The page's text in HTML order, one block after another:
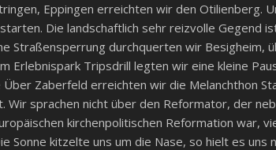
Eppingen erreichten wir den Otilienberg.
Die landschaftlich sehr reizvolle Gegend
Straßensperrung durchquerten wir Besigheim,
Erlebnispark Tripsdrill legten wir eine kleine
Zaberfeld erreichten wir die Melanchthon
Wir sprachen nicht über den Reformator, der
kirchenpolitischen Reformation war,
Sonne kitzelte uns um die Nase, so hielt es